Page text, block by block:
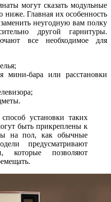
могут сказать модульные
ниже. Главная их особенность
неугодную вам полку
другой гарнитуры.
все необходимое для
мини-бара или расстановки
установки таких
быть прикреплены к
на пол, как обычные
предусматривают
которые позволяют